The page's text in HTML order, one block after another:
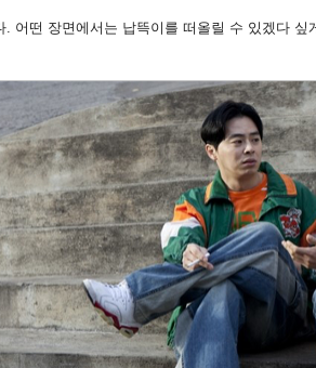
. 어떤 장면에서는 납뜩이를 떠올릴 수 있겠다